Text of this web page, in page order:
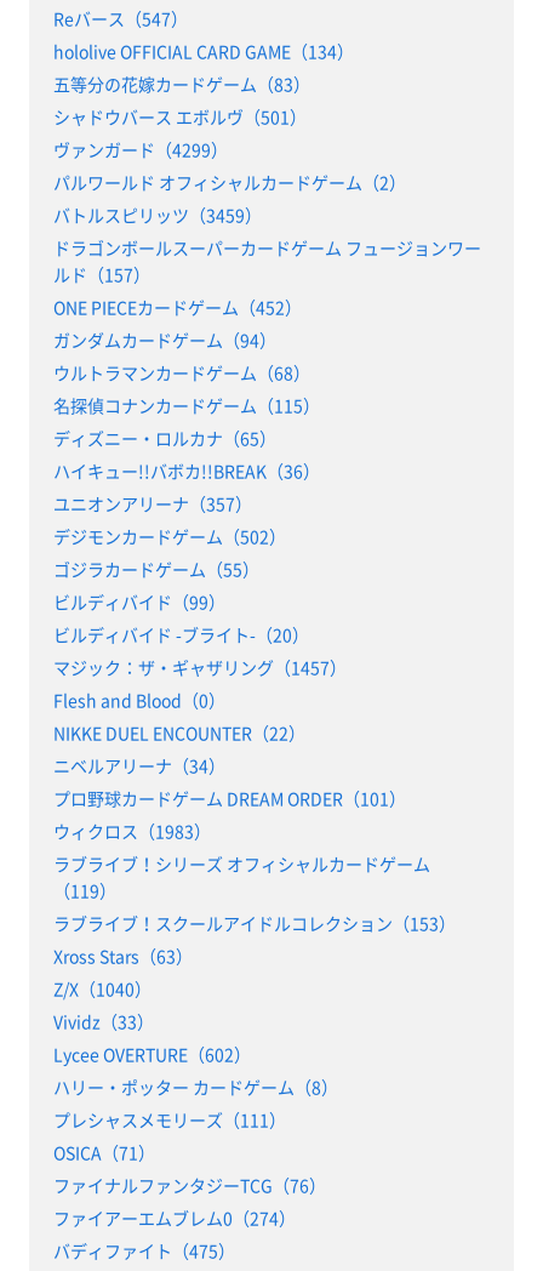
Reバース（547）
hololive OFFICIAL CARD GAME（134）
五等分の花嫁カードゲーム（83）
シャドウバース エボルヴ（501）
ヴァンガード（4299）
パルワールド オフィシャルカードゲーム（2）
バトルスピリッツ（3459）
ドラゴンボールスーパーカードゲーム フュージョンワー
ルド（157）
ONE PIECEカードゲーム（452）
ガンダムカードゲーム（94）
ウルトラマンカードゲーム（68）
名探偵コナンカードゲーム（115）
ディズニー・ロルカナ（65）
ハイキュー!!バボカ!!BREAK（36）
ユニオンアリーナ（357）
デジモンカードゲーム（502）
ゴジラカードゲーム（55）
ビルディバイド（99）
ビルディバイド -ブライト-（20）
マジック：ザ・ギャザリング（1457）
Flesh and Blood（0）
NIKKE DUEL ENCOUNTER（22）
ニベルアリーナ（34）
プロ野球カードゲーム DREAM ORDER（101）
ウィクロス（1983）
ラブライブ！シリーズ オフィシャルカードゲーム
（119）
ラブライブ！スクールアイドルコレクション（153）
Xross Stars（63）
Z/X（1040）
Vividz（33）
Lycee OVERTURE（602）
ハリー・ポッター カードゲーム（8）
プレシャスメモリーズ（111）
OSICA（71）
ファイナルファンタジーTCG（76）
ファイアーエムブレム0（274）
バディファイト（475）